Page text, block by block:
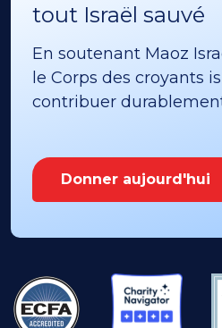
tout Israël sauvé
En soutenant Maoz
le Corps des croyants
contribuer
Donner aujourd'hui